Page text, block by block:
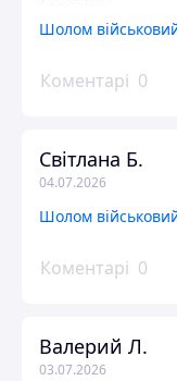
Коментарі 0
Світлана Б.
04.07.2026
Коментарі 0
Валерий Л.
03.07.2026